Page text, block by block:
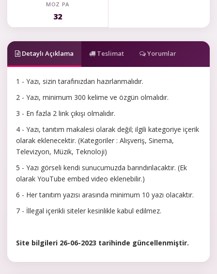
MOZ PA
32
Detaylı Açıklama Teslimat Yorumlar
1 - Yazı, sizin tarafınızdan hazırlanmalıdır.
2 - Yazı, minimum 300 kelime ve özgün olmalıdır.
3 - En fazla 2 link çıkışı olmalıdır.
4 - Yazı, tanıtım makalesi olarak değil; ilgili kategoriye içerik
olarak eklenecektir. (Kategoriler : Alışveriş, Sinema,
Televizyon, Müzik, Teknoloji)
5 - Yazı görseli kendi sunucumuzda barındırılacaktır. (Ek
olarak YouTube embed video eklenebilir.)
6 - Her tanıtım yazısı arasında minimum 10 yazı olacaktır.
7 - İllegal içerikli siteler kesinlikle kabul edilmez.
Site bilgileri 26-06-2023 tarihinde güncellenmiştir.